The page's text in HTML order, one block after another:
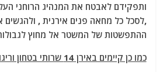
ותפקידם לאבטח את המנהיג הרוחני
,לסכל כל מחאה פנים אירנית ,
ההתפשטות של המשטר אל מחוץ
כמו כן קיימים באירן 14 שרותי בטחון וריגול וכפופים ל-: